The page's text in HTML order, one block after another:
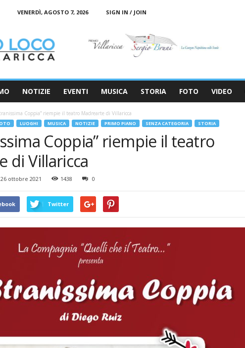
VENERDÌ, AGOSTO 7, 2026
SIGN IN / JOIN
NOTIZIE EVENTI MUSICA STORIA FOTO VIDEO
Coppia” riempie il teatro Madrearte di Villaricca
LUOGHI MUSICA NOTIZIE PRIMO PIANO SENZA CATEGORIA STORIA
Coppia” riempie il teatro
di Villaricca
26 ottobre 2021 1438 0
Twitter